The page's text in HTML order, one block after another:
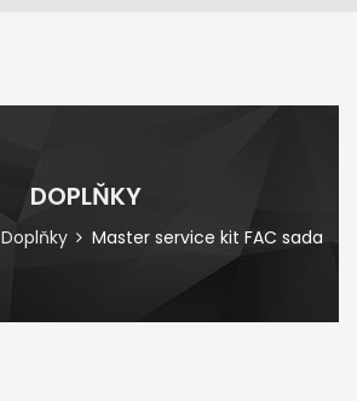
DOPLŇKY
Doplňky Master service kit FAC sada